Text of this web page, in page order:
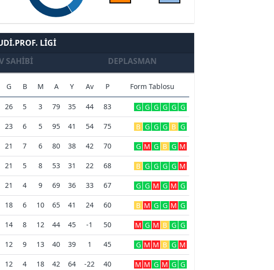
LIGI
SAHIBI DEPLASMAN
G B M A Y Av P Form Tablosu
26 5 3 79 35 44 83 G G G G G G
23 6 5 95 41 54 75 B G G G B G
21 7 6 80 38 42 70 G M G B G M
21 5 8 53 31 22 68 B G G G G M
21 4 9 69 36 33 67 G G M G M G
18 6 10 65 41 24 60 B M G G M G
14 8 12 44 45 -1 50 M G M B G G
12 9 13 40 39 1 45 G M M B G M
12 4 18 42 64 -22 40 M M G M G G